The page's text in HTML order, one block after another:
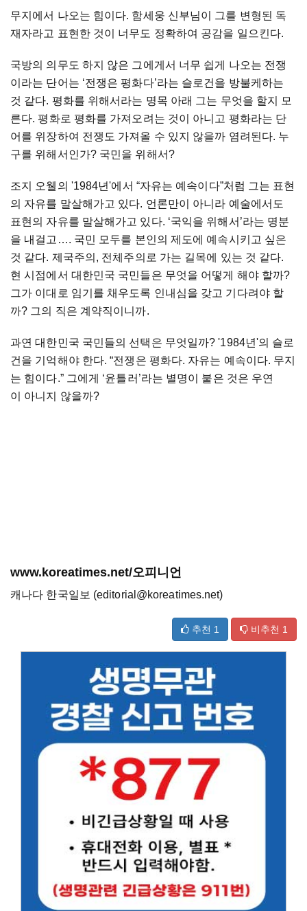
무지에서 나오는 힘이다. 함세웅 신부님이 그를 변형된 독
재자라고 표현한 것이 너무도 정확하여 공감을 일으킨다.
국방의 의무도 하지 않은 그에게서 너무 쉽게 나오는 전쟁
이라는 단어는 ‘전쟁은 평화다’라는 슬로건을 방불케하는
것 같다. 평화를 위해서라는 명목 아래 그는 무엇을 할지 모
른다. 평화로 평화를 가져오려는 것이 아니고 평화라는 단
어를 위장하여 전쟁도 가져올 수 있지 않을까 염려된다. 누
구를 위해서인가? 국민을 위해서?
조지 오웰의 '1984년'에서 “자유는 예속이다”처럼 그는 표현
의 자유를 말살해가고 있다. 언론만이 아니라 예술에서도
표현의 자유를 말살해가고 있다. ‘국익을 위해서’라는 명분
을 내걸고…. 국민 모두를 본인의 제도에 예속시키고 싶은
것 같다. 제국주의, 전체주의로 가는 길목에 있는 것 같다.
현 시점에서 대한민국 국민들은 무엇을 어떻게 해야 할까?
그가 이대로 임기를 채우도록 인내심을 갖고 기다려야 할
까? 그의 직은 계약직이니까.
과연 대한민국 국민들의 선택은 무엇일까? '1984년'의 슬로
건을 기억해야 한다. “전쟁은 평화다. 자유는 예속이다. 무지
는 힘이다.” 그에게 ‘윤틀러’라는 별명이 붙은 것은 우연
이 아니지 않을까?
www.koreatimes.net/오피니언
캐나다 한국일보 (editorial@koreatimes.net)
추천 1 비추천 1